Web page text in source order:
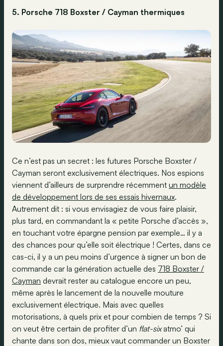
5. Porsche 718 Boxster / Cayman thermiques
Ce n’est pas un secret : les futures Porsche Boxster /
Cayman seront exclusivement électriques. Nos espions
viennent d’ailleurs de surprendre récemment un modèle
de développement lors de ses essais hivernaux.
Autrement dit : si vous envisagiez de vous faire plaisir,
plus tard, en commandant la « petite Porsche d’accès »,
en touchant votre épargne pension par exemple… il y a
des chances pour qu’elle soit électrique ! Certes, dans ce
cas-ci, il y a un peu moins d’urgence à signer un bon de
commande car la génération actuelle des 718 Boxster /
Cayman devrait rester au catalogue encore un peu,
même après le lancement de la nouvelle mouture
exclusivement électrique. Mais avec quelles
motorisations, à quels prix et pour combien de temps ? Si
on veut être certain de profiter d’un flat-sixatmo’ qui
chante dans son dos, mieux vaut commander un Boxster